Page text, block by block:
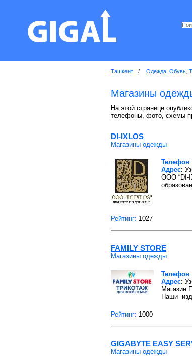
Ташкент / Одежда, Обувь,
Магазины
На этой странице
телефоны, фото, схемы
DI-IXLOS
Магазины одежды
Телефон:
Адрес:
OOO
Рейтинг: 1027
FAMILY STORE
Магазины одежды
Телефон:
Адрес:
Магазин
Наши
Рейтинг: 1000
GIGABYTE EASY
Магазины одежды